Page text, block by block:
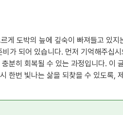
게 도박의 늪에 깊숙이 빠져들고 있지
가 되어 있습니다. 먼저 기억해주십
분히 회복될 수 있는 과정입니다. 이
한번 빛나는 삶을 되찾을 수 있도록,